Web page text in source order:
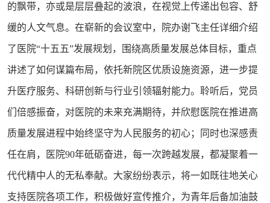
的飘带，亦或是层层叠起的波浪，在视觉上传递出包容、舒
缓的人文气息。在崭新的会议室中，院办谢飞主任详细介绍
了医院“十五五”发展规划，围绕高质量发展总体目标，重点
讲述了如何谋篇布局，依托新院区优质设施资源，进一步提
升医疗服务、科研创新与行业引领辐射能力。聆听后，党员
们倍感振奋，对医院的未来充满期待，并欣慰医院在推进高
质量发展进程中始终坚守为人民服务的初心；同时也深感责
任在肩，医院90年砥砺奋进，每一次跨越发展，都凝聚着一
代代精中人的无私奉献。大家纷纷表示，将一如既往地关心
支持医院各项工作，积极做好宣传推介，为青年后备加油鼓